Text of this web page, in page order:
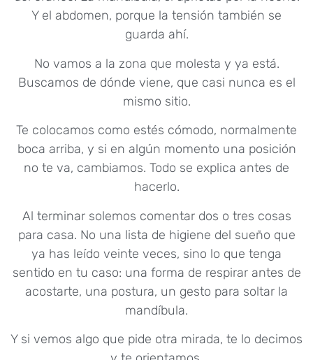
Y el abdomen, porque la tensión también se
guarda ahí.
No vamos a la zona que molesta y ya está.
Buscamos de dónde viene, que casi nunca es el
mismo sitio.
Te colocamos como estés cómodo, normalmente
boca arriba, y si en algún momento una posición
no te va, cambiamos. Todo se explica antes de
hacerlo.
Al terminar solemos comentar dos o tres cosas
para casa. No una lista de higiene del sueño que
ya has leído veinte veces, sino lo que tenga
sentido en tu caso: una forma de respirar antes de
acostarte, una postura, un gesto para soltar la
mandíbula.
Y si vemos algo que pide otra mirada, te lo decimos